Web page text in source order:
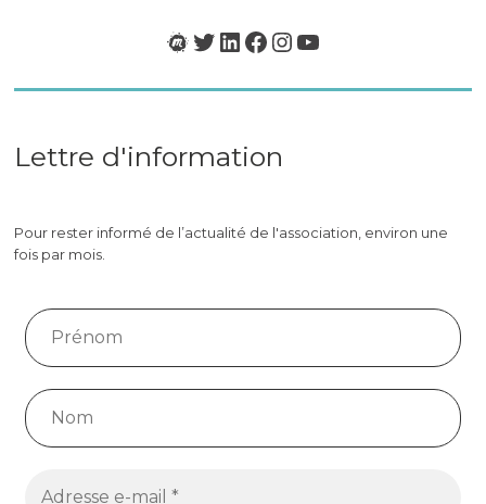
Meetup
Twitter
LinkedIn
Facebook
Instagram
YouTube
Lettre d'information
Pour rester informé de l’actualité de l'association, environ une
fois par mois.